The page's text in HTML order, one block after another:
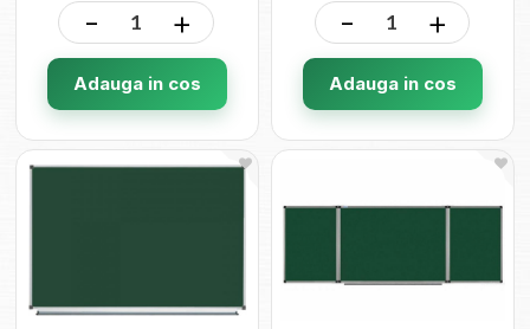
- +
Adauga in cos
- +
Adauga in cos